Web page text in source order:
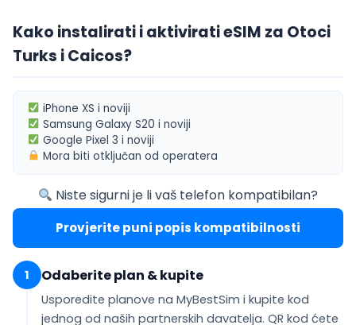
Kako instalirati i aktivirati eSIM za Otoci
Turks i Caicos?
iPhone XS i noviji
Samsung Galaxy S20 i noviji
Google Pixel 3 i noviji
Mora bitiotključan od operatera
Niste sigurni je li vaš telefon kompatibilan?
Provjerite puni popis kompatibilnosti
1 Odaberite plan & kupite
Usporedite planove na MyBestSim i kupite kod
jednog od naših partnerskih davatelja. QR kod ćete